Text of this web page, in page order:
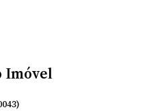
Imóvel